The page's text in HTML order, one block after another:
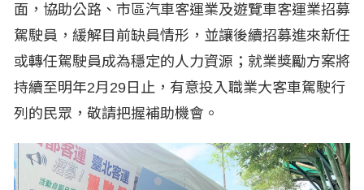
面，協助公路、市區汽車客運業及遊覽車客運業招募
駕駛員，緩解目前缺員情形，並讓後續招募進來新任
或轉任駕駛員成為穩定的人力資源；就業獎勵方案將
持續至明年2月29日止，有意投入職業大客車駕駛行
列的民眾，敬請把握補助機會。